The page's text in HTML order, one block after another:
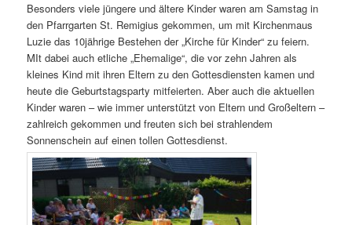
Besonders viele jüngere und ältere Kinder waren am Samstag in
den Pfarrgarten St. Remigius gekommen, um mit Kirchenmaus
Luzie das 10jährige Bestehen der „Kirche für Kinder“ zu feiern.
MIt dabei auch etliche „Ehemalige“, die vor zehn Jahren als
kleines Kind mit ihren Eltern zu den Gottesdiensten kamen und
heute die Geburtstagsparty mitfeierten. Aber auch die aktuellen
Kinder waren – wie immer unterstützt von Eltern und Großeltern –
zahlreich gekommen und freuten sich bei strahlendem
Sonnenschein auf einen tollen Gottesdienst.